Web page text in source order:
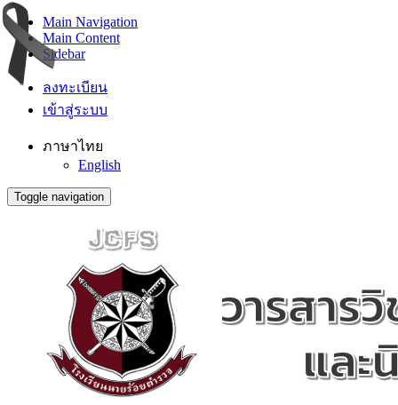
Main Navigation
Main Content
Sidebar
ลงทะเบียน
เข้าสู่ระบบ
ภาษาไทย
English
Toggle navigation